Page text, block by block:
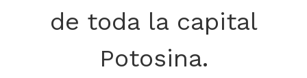
de toda la capital
Potosina.